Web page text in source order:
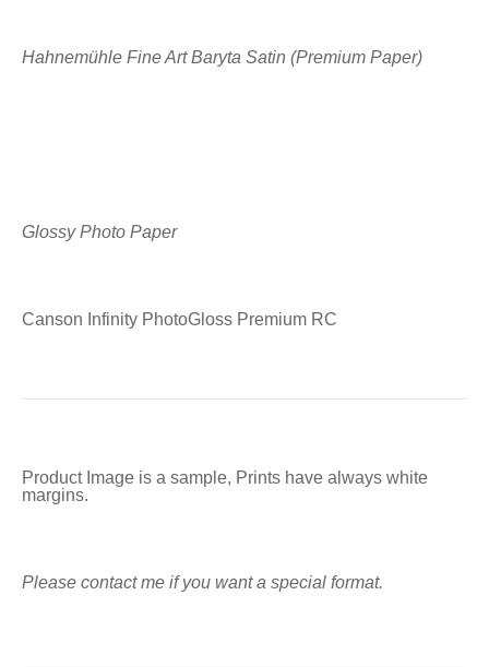
Hahnemühle Fine Art Baryta Satin (Premium Paper)
Glossy Photo Paper
Canson Infinity PhotoGloss Premium RC
Product Image is a sample, Prints have always white
margins.
Please contact me if you want a special format.